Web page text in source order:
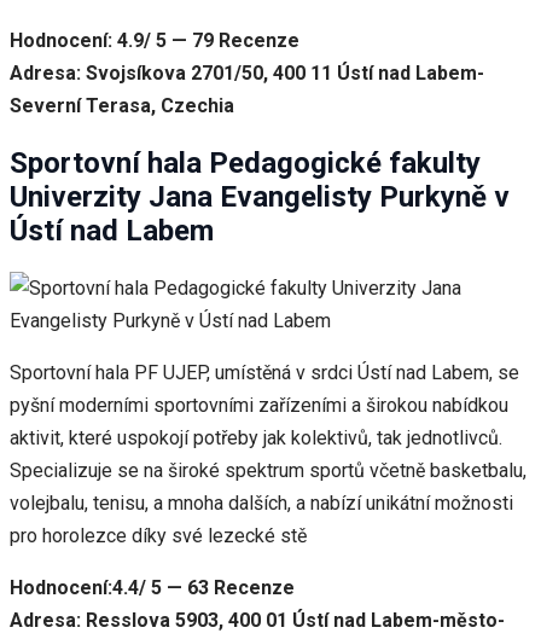
Hodnocení: 4.9/ 5 — 79 Recenze
Adresa: Svojsíkova 2701/50, 400 11 Ústí nad Labem-
Severní Terasa, Czechia
Sportovní hala Pedagogické fakulty
Univerzity Jana Evangelisty Purkyně v
Ústí nad Labem
Sportovní hala PF UJEP, umístěná v srdci Ústí nad Labem, se
pyšní moderními sportovními zařízeními a širokou nabídkou
aktivit, které uspokojí potřeby jak kolektivů, tak jednotlivců.
Specializuje se na široké spektrum sportů včetně basketbalu,
volejbalu, tenisu, a mnoha dalších, a nabízí unikátní možnosti
pro horolezce díky své lezecké stě
Hodnocení:4.4/ 5 — 63 Recenze
Adresa: Resslova 5903, 400 01 Ústí nad Labem-město-